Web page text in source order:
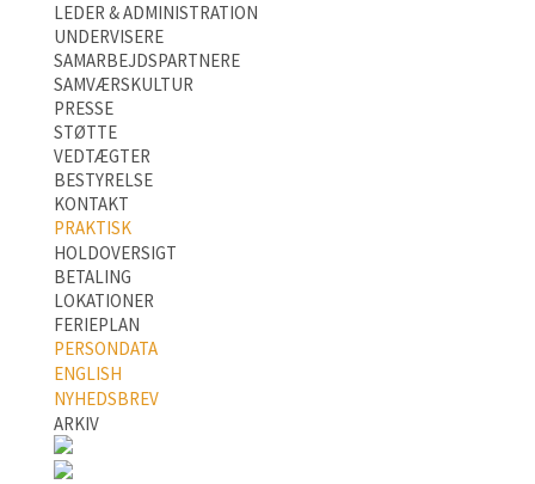
LEDER & ADMINISTRATION
UNDERVISERE
SAMARBEJDSPARTNERE
SAMVÆRSKULTUR
PRESSE
STØTTE
VEDTÆGTER
BESTYRELSE
KONTAKT
PRAKTISK
HOLDOVERSIGT
BETALING
LOKATIONER
FERIEPLAN
PERSONDATA
ENGLISH
NYHEDSBREV
ARKIV